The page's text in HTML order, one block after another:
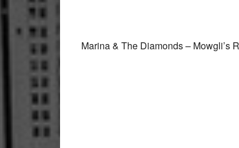
Marina & The Diamonds – Mowgli’s